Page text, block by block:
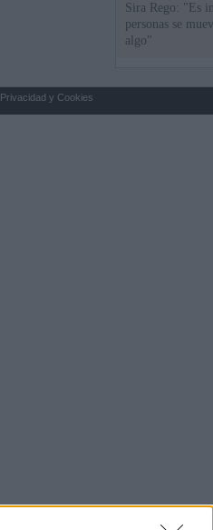
Sira Rego: "Es
personas se
algo"
Privacidad y Cookies